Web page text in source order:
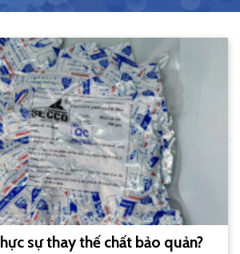
sự thay thế chất bảo quản?